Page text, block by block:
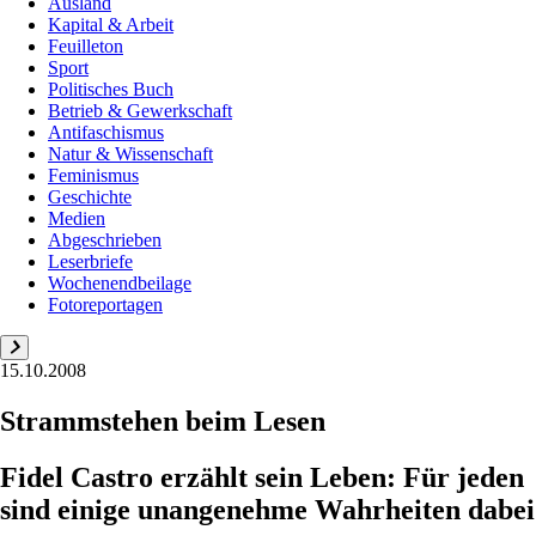
Kapital & Arbeit
Feuilleton
Sport
Politisches Buch
Betrieb & Gewerkschaft
Antifaschismus
Natur & Wissenschaft
Feminismus
Geschichte
Medien
Abgeschrieben
Leserbriefe
Wochenendbeilage
Fotoreportagen
15.10.2008
Strammstehen beim Lesen
Fidel Castro erzählt sein Leben: Für jeden
sind einige unangenehme Wahrheiten dabei